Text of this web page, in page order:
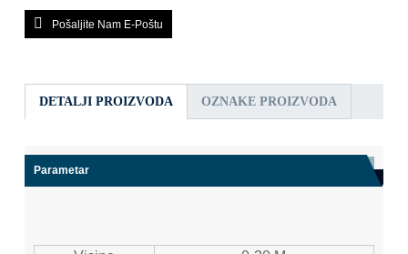
Pošaljite Nam E-Poštu
DETALJI PROIZVODA OZNAKE PROIZVODA
Parametar